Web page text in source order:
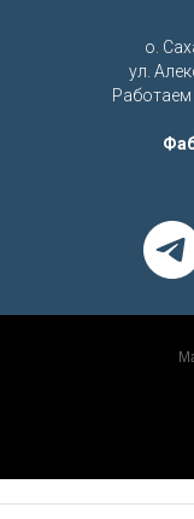
о.
ул.
Работаем